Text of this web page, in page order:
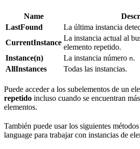
Name
LastFound
La última instancia
CurrentInstance
La instancia actual al
elemento repetido.
Instance(n)
La instancia número n.
AllInstances
Todas las instancias.
Puede acceder a los subelementos de un
repetido incluso cuando se encuentran
elementos.
También puede usar los siguientes
language para trabajar con instancias de